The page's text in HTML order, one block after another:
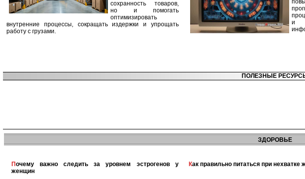
сохранность товаров,
но и помогать
оптимизировать
внутренние процессы, сокращать издержки и упрощать
работу с грузами.
и
ПОЛЕЗНЫЕ
ЗДОРОВЬЕ
Почему важно следить за уровнем эстрогенов у
женщин
Как правильно питаться при нехватке